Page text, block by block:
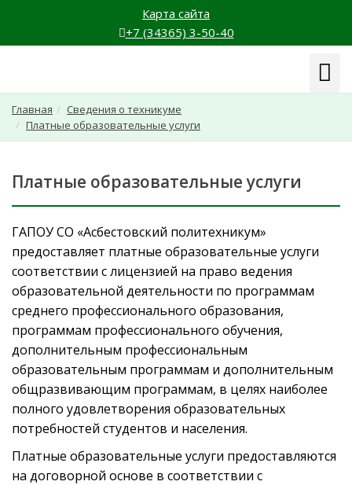
Карта сайта
+7 (34365) 3-50-40
Главная
Сведения о техникуме
Платные образовательные услуги
Платные образовательные услуги
ГАПОУ СО «Асбестовский политехникум»
предоставляет платные образовательные услуги
соответствии с лицензией на право ведения
образовательной деятельности по программам
среднего профессионального образования,
программам профессионального обучения,
дополнительным профессиональным
образовательным программам и дополнительным
общразвивающим программам, в целях наиболее
полного удовлетворения образовательных
потребностей студентов и населения.
Платные образовательные услуги предоставляются
на договорной основе в соответствии с